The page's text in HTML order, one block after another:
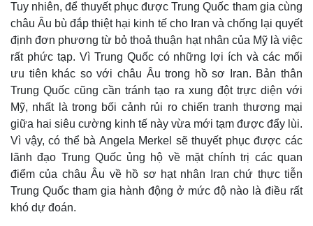
Bất động sản
Khởi nghiệp
Giá vàng
Tiêu dùng
Tỷ giá
Chứng khoán
Giá cà phê
Tuy nhiên, để thuyết phục được Trung Quốc tham gia cùng
châu Âu bù đắp thiệt hại kinh tế cho Iran và chống lại quyết
định đơn phương từ bỏ thoả thuận hạt nhân của Mỹ là việc
rất phức tạp. Vì Trung Quốc có những lợi ích và các mối
ưu tiên khác so với châu Âu trong hồ sơ Iran. Bản thân
Trung Quốc cũng cần tránh tạo ra xung đột trực diện với
Mỹ, nhất là trong bối cảnh rủi ro chiến tranh thương mại
giữa hai siêu cường kinh tế này vừa mới tạm được đẩy lùi.
Vì vậy, có thể bà Angela Merkel sẽ thuyết phục được các
lãnh đạo Trung Quốc ủng hộ về mặt chính trị các quan
điểm của châu Âu về hồ sơ hạt nhân Iran chứ thực tiễn
Trung Quốc tham gia hành động ở mức độ nào là điều rất
khó dự đoán.